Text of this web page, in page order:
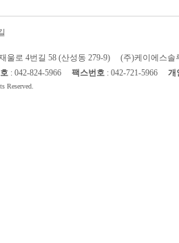
울로 4번길 58 (산성동 279-9)
(주)케이에스솔
: 042-824-5966 팩스번호 : 042-721-5966 개
Reserved.